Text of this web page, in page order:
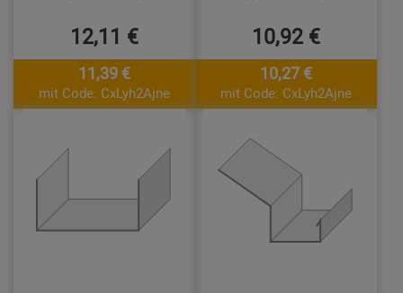
12,11 €
11,39 €
mit Code: CxLyh2Ajne
10,92 €
10,27 €
mit Code: CxLyh2Ajne